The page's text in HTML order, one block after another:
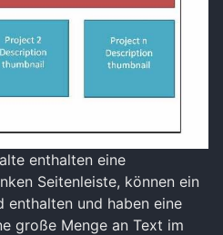
enthalten eine
Seitenleiste, können ein
enthalten und haben eine
große Menge an Text im